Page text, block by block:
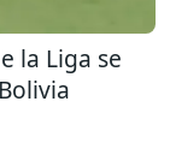
la Liga se